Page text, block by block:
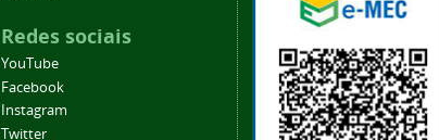
Redes sociais
YouTube
Facebook
Instagram
Twitter